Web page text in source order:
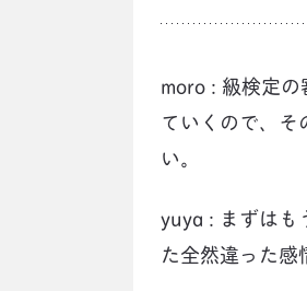
moro : 級検定
ていくので、
い。
yuya : まずはも
た全然違った感